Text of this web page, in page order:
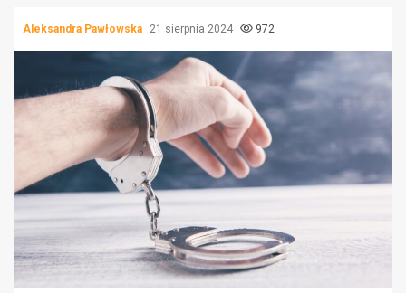
Aleksandra Pawłowska 21 sierpnia 2024 972